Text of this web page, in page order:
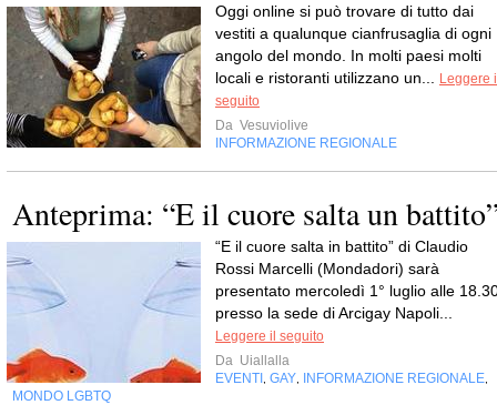
Oggi online si può trovare di tutto dai
vestiti a qualunque cianfrusaglia di ogni
angolo del mondo. In molti paesi molti
locali e ristoranti utilizzano un...
Leggere
seguito
Da Vesuviolive
INFORMAZIONE REGIONALE
Anteprima: “E il cuore salta un
“E il cuore salta in battito” di Claudio
Rossi Marcelli (Mondadori) sarà
presentato mercoledì 1° luglio alle
presso la sede di Arcigay Napoli...
Leggere il seguito
Da Uiallalla
EVENTI GAY INFORMAZIONE REGIONALE
MONDO LGBTQ